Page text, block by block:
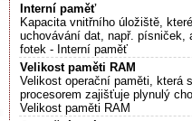
Interní paměť
Kapacita vnitřního úložiště,
uchovávání dat, např. písniček,
fotek - Interní paměť
Velikost paměti RAM
Velikost operační paměti, která
procesorem zajišťuje plynulý
Velikost paměti RAM